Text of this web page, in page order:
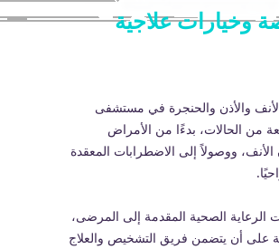
وخيارات علاجية
والأذن والحنجرة في مستشفى
من الحالات، بدءًا من الأمراض
ووصولاً إلى الاضطرابات المعقدة
الصحية المقدمة إلى المرضى،
أن يتضمن فريق التشخيص والعلاج